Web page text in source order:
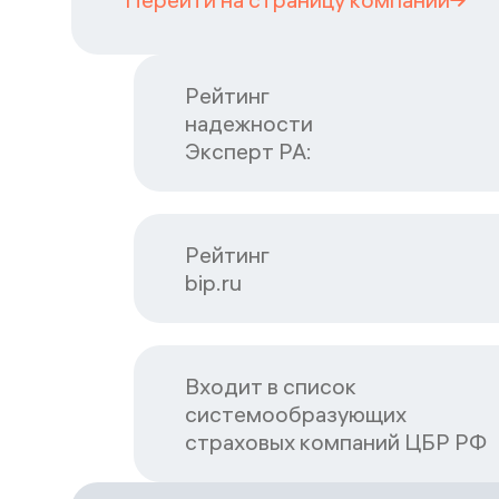
Рейтинг
надежности
Эксперт РА:
Рейтинг
bip.ru
Входит в список
системообразующих
страховых компаний ЦБP РФ